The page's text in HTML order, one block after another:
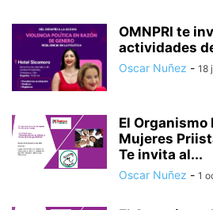
OMNPRI te
actividades
Oscar Nuñez - 18
El Organismo
Mujeres
Te invita al...
Oscar Nuñez - 1